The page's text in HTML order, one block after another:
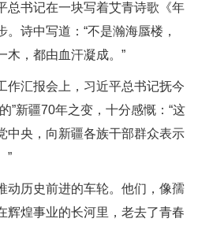
书记在一块写着艾青诗歌《年
诗中写道：“不是瀚海蜃楼，
木，都由血汗凝成。”
汇报会上，习近平总书记抚今
”新疆70年之变，十分感慨：“这
中央，向新疆各族干部群众表示
”
历史前进的车轮。他们，像孺
辉煌事业的长河里，老去了青春